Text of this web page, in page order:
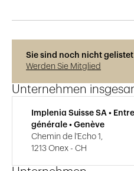
Sie sind noch nicht
Werden Sie Mitglied
Unternehmen
Implenia Suisse SA •
générale • Genève
Chemin de l'Echo 1,
1213 Onex - CH